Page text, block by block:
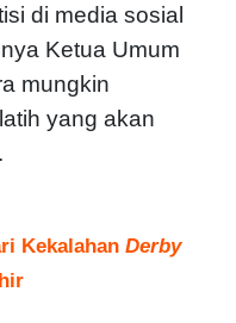
di media sosial
Ketua Umum
mungkin
yang akan
Kekalahan Derby